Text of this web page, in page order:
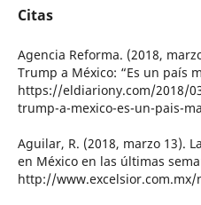
Citas
Agencia Reforma. (2018,
Trump a México: “Es un país
https://eldiariony.com/2018/
trump-a-mexico-es-un-pais-
Aguilar, R. (2018, marzo 13).
en México en las últimas
http://